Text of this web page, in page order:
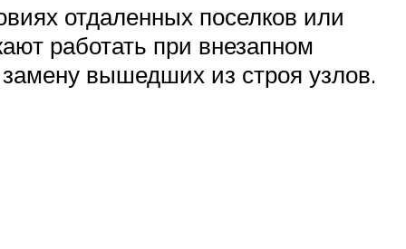
отдаленных поселков или
работать при внезапном
вышедших из строя узлов.